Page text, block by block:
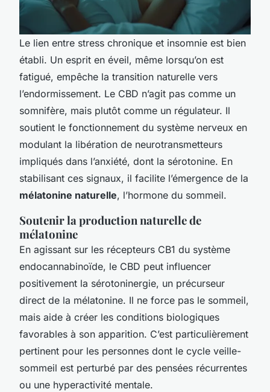
Le lien entre stress chronique et insomnie est bien
établi. Un esprit en éveil, même lorsqu’on est
fatigué, empêche la transition naturelle vers
l’endormissement. Le CBD n’agit pas comme un
somnifère, mais plutôt comme un régulateur. Il
soutient le fonctionnement du système nerveux en
modulant la libération de neurotransmetteurs
impliqués dans l’anxiété, dont la sérotonine. En
stabilisant ces signaux, il facilite l’émergence de la
mélatonine naturelle, l’hormone du sommeil.
Soutenir la production naturelle de
mélatonine
En agissant sur les récepteurs CB1 du système
endocannabinoïde, le CBD peut influencer
positivement la sérotoninergie, un précurseur
direct de la mélatonine. Il ne force pas le sommeil,
mais aide à créer les conditions biologiques
favorables à son apparition. C’est particulièrement
pertinent pour les personnes dont le cycle veille-
sommeil est perturbé par des pensées récurrentes
ou une hyperactivité mentale.